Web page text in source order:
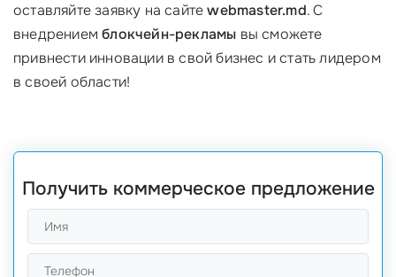
оставляйте заявку на сайтеwebmaster.md. С
внедрениемблокчейн-рекламы вы сможете
привнести инновации в свой бизнес и стать лидером
в своей области!
Получить коммерческое предложение